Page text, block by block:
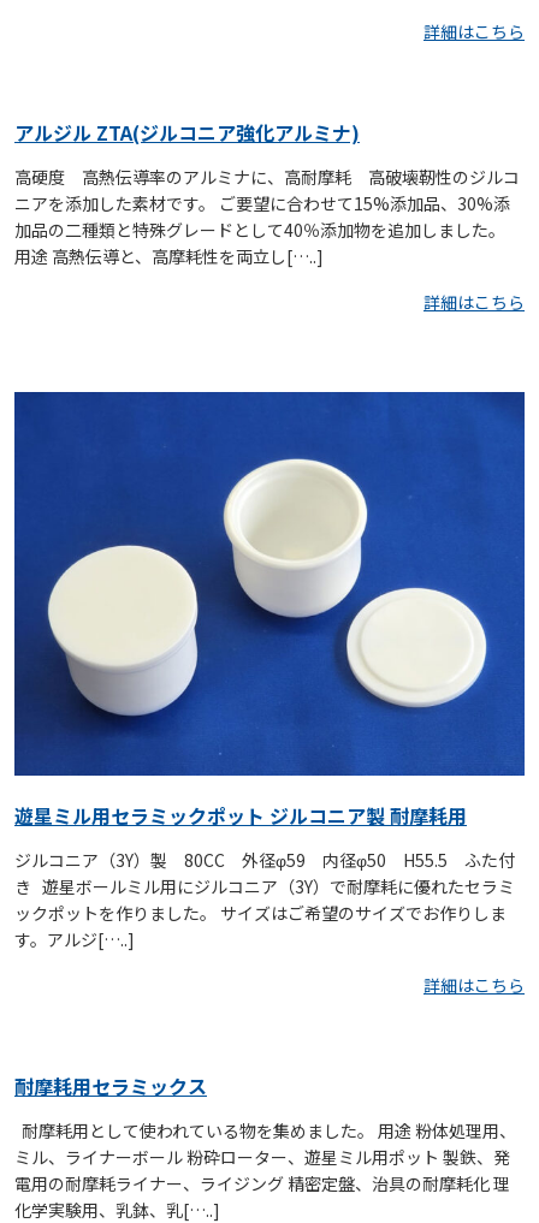
詳細はこちら
アルジル ZTA(ジルコニア強化アルミナ)
高硬度 高熱伝導率のアルミナに、高耐摩耗 高破壊靭性のジルコ
ニアを添加した素材です。 ご要望に合わせて15%添加品、30%添
加品の二種類と特殊グレードとして40％添加物を追加しました。
用途 高熱伝導と、高摩耗性を両立し[…..]
詳細はこちら
遊星ミル用セラミックポット ジルコニア製 耐摩耗用
ジルコニア（3Y）製 80CC 外径φ59 内径φ50 H55.5 ふた付
き 遊星ボールミル用にジルコニア（3Y）で耐摩耗に優れたセラミ
ックポットを作りました。 サイズはご希望のサイズでお作りしま
す。アルジ[…..]
詳細はこちら
耐摩耗用セラミックス
耐摩耗用として使われている物を集めました。 用途 粉体処理用、
ミル、ライナーボール 粉砕ローター、遊星ミル用ポット 製鉄、発
電用の耐摩耗ライナー、ライジング 精密定盤、治具の耐摩耗化 理
化学実験用、乳鉢、乳[…..]